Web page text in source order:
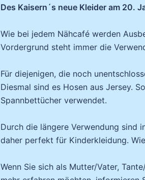
Des Kaisern´s neue Kleider am 20.
Wie bei jedem Nähcafé werden
Vordergrund steht immer die
Für diejenigen, die noch
Diesmal sind es Hosen aus Jersey.
Spannbettücher verwendet.
Durch die längere Verwendung sind
daher perfekt für Kinderkleidung.
Wenn Sie sich als Mutter/Vater,